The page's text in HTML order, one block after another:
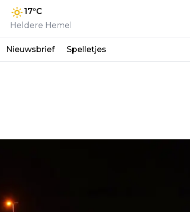
17°C
Heldere Hemel
Nieuwsbrief Spelletjes